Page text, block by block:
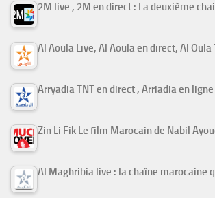
2M live , 2M en direct : La deuxième
Al Aoula Live, Al Aoula en direct, Al Oula
Arryadia TNT en direct , Arriadia en
Al Maghribia live : la chaîne marocaine